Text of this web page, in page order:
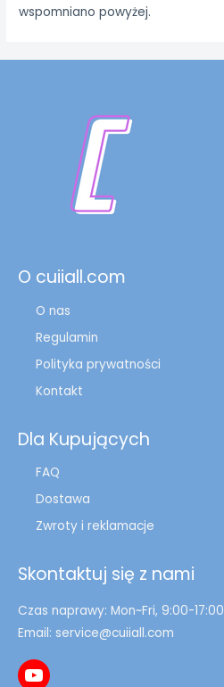
wspomniano powyżej.
O cuiiall.com
O nas
Regulamin
Polityka prywatności
Kontakt
Dla Kupujących
FAQ
Dostawa
Zwroty i reklamacje
Skontaktuj się z nami
Czas naprawy: Mon~Fri, 9:00-17:00
Email: service@cuiiall.com
YouTube